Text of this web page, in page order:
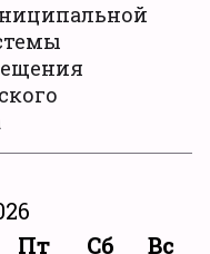
Пт Сб Вс